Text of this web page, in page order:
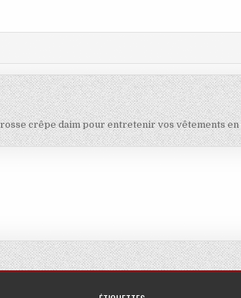
crêpe daim pour entretenir vos vêtements